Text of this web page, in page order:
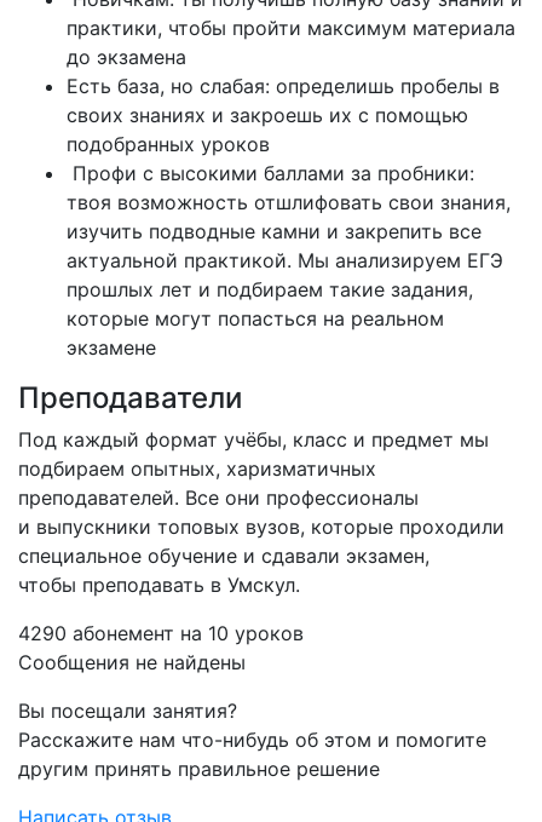
практики, чтобы пройти максимум материала
до экзамена
Есть база, но слабая: определишь пробелы в
своих знаниях и закроешь их с помощью
подобранных уроков
Профи с высокими баллами за пробники:
твоя возможность отшлифовать свои знания,
изучить подводные камни и закрепить все
актуальной практикой. Мы анализируем ЕГЭ
прошлых лет и подбираем такие задания,
которые могут попасться на реальном
экзамене
Преподаватели
Под каждый формат учёбы, класс и предмет мы
подбираем опытных, харизматичных
преподавателей. Все они профессионалы
и выпускники топовых вузов, которые проходили
специальное обучение и сдавали экзамен,
чтобы преподавать в Умскул.
4290 абонемент на 10 уроков
Сообщения не найдены
Вы посещали занятия?
Расскажите нам что-нибудь об этом и помогите
другим принять правильное решение
Написать отзыв